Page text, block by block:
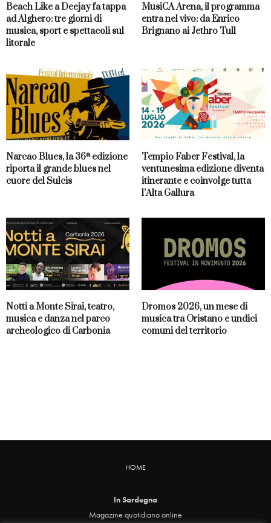
Beach Like a Deejay fa tappa
ad Alghero: tre giorni di
musica, sport e spettacoli sul
litorale
MusiCA Arena, il programma
entra nel vivo: da Enrico
Brignano ai Jethro Tull
Narcao Blues, la 36ª edizione
riporta il grande blues nel
cuore del Sulcis
Tempio Faber Festival, la
ventunesima edizione diventa
itinerante e coinvolge tutta
l’Alta Gallura
Notti a Monte Sirai, teatro,
musica e danza nel parco
archeologico di Carbonia
Dromos 2026, un mese di
musica tra Oristano e undici
comuni del territorio
HOME
In Sardegna
Magazine quotidiano online